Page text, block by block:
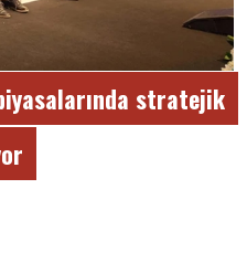
stratejik